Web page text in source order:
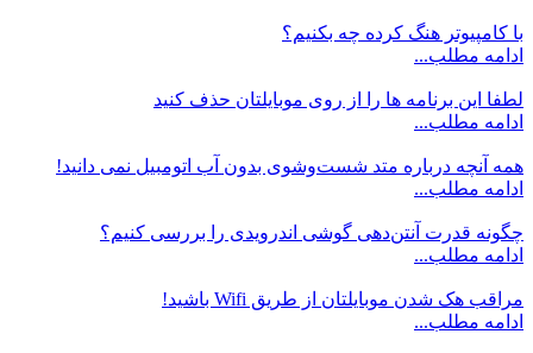
با کامپیوتر هنگ کرده چه بکنیم؟
ادامه مطلب...
لطفا این برنامه ها را از روی موبایلتان حذف کنید
ادامه مطلب...
همه آنچه درباره متد شست‌وشوی بدون آب اتومبیل نمی دانید!
ادامه مطلب...
چگونه قدرت آنتن‌دهی گوشی اندرویدی را بررسی کنیم؟
ادامه مطلب...
مراقب هک شدن موبایلتان از طریق Wifi باشید!
ادامه مطلب...